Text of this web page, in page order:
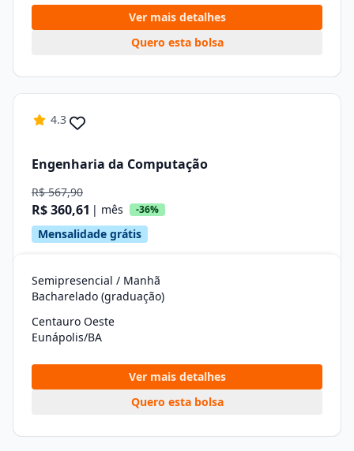
Ver mais detalhes
Quero esta bolsa
4.3
Engenharia da Computação
R$ 567,90
R$ 360,61 | mês -36%
Mensalidade grátis
Semipresencial / Manhã
Bacharelado (graduação)
Centauro Oeste
Eunápolis/BA
Ver mais detalhes
Quero esta bolsa